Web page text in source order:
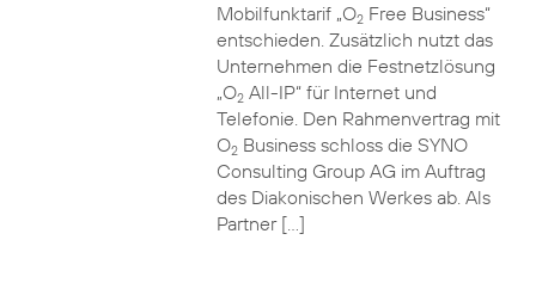
Mobilfunktarif „O2Free Business“
entschieden. Zusätzlich nutzt das
Unternehmen die Festnetzlösung
„O2All-IP“ für Internet und
Telefonie. Den Rahmenvertrag mit
O2Business schloss die SYNO
Consulting Group AG im Auftrag
des Diakonischen Werkes ab. Als
Partner […]